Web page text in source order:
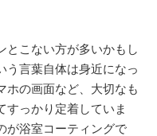
とこない方が多いかもし
う言葉自体は身近になっ
ホの画面など、大切なも
すっかり定着していま
が浴室コーティングで